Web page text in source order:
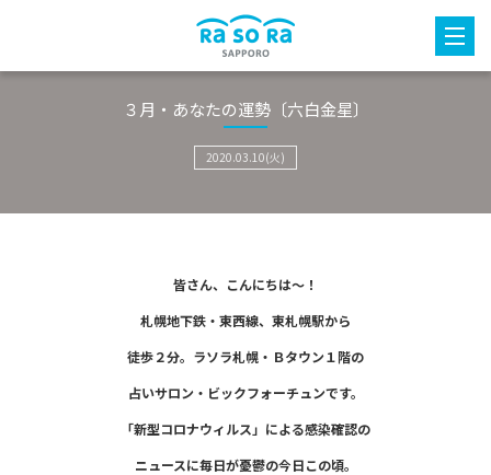
３月・あなたの運勢〔六白金星〕
2020.03.10(火)
皆さん、こんにちは～！
札幌地下鉄・東西線、 東札幌駅から
徒歩２分。 ラソラ札幌・Ｂタウン１階の
占いサロン・ビックフォーチュンです。
「新型コロナウィルス」による感染確認の
ニュースに毎日が憂鬱の今日この頃。